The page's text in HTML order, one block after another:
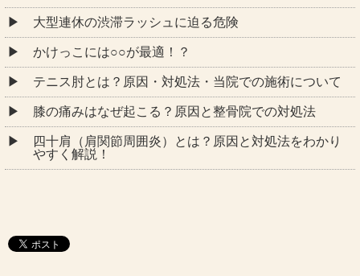
大型連休の渋滞ラッシュに迫る危険
かけっこには○○が最適！？
テニス肘とは？原因・対処法・当院での施術について
膝の痛みはなぜ起こる？原因と整骨院での対処法
四十肩（肩関節周囲炎）とは？原因と対処法をわかり
やすく解説！